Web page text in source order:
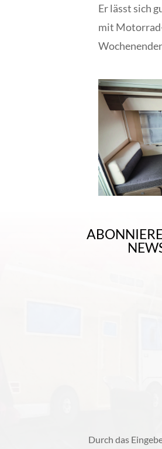
Er lässt sich
mit
Durch das